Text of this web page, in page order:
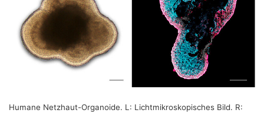
Humane Netzhaut-Organoide. L: Lichtmikroskopisches Bild. R: